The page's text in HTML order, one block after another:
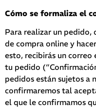
Cómo se formaliza el
Para realizar un pedido,
de compra online y
esto, recibirás un
tu pedido
pedidos están sujetos a
confirmaremos tal
el que le confirmamos